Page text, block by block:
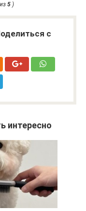
из 5 )
с
интересно